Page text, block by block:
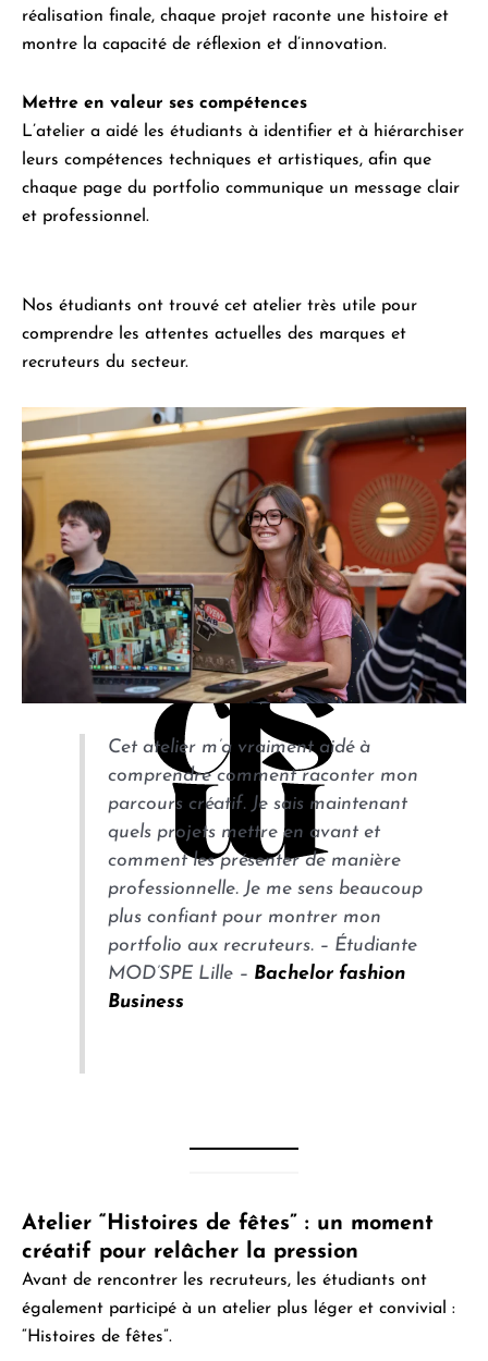
réalisation finale, chaque projet raconte une histoire et
montre la capacité de réflexion et d’innovation.
Mettre en valeur ses compétences
L’atelier a aidé les étudiants à identifier et à hiérarchiser
leurs compétences techniques et artistiques, afin que
chaque page du portfolio communique un message clair
et professionnel.
Nos étudiants ont trouvé cet atelier très utile pour
comprendre les attentes actuelles des marques et
recruteurs du secteur.
Cet atelier m’a vraiment aidé à
comprendre comment raconter mon
parcours créatif. Je sais maintenant
quels projets mettre en avant et
comment les présenter de manière
professionnelle. Je me sens beaucoup
plus confiant pour montrer mon
portfolio aux recruteurs.– Étudiante
MOD’SPE Lille – Bachelor fashion
Business
Atelier “Histoires de fêtes” : un moment
créatif pour relâcher la pression
Avant de rencontrer les recruteurs, les étudiants ont
également participé à un atelier plus léger et convivial :
“Histoires de fêtes”.